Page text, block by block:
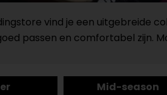
vind je een uitgebreide
passen en comfortabel zijn.
Mid-season